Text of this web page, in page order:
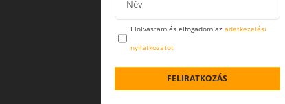
Elolvastam és elfogadom az adatkezelési
nyilatkozatot
FELIRATKOZÁS